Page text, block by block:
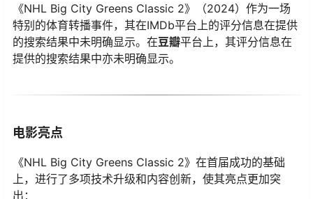
《NHL Big City Greens Classic 2》（2024）作为一场
特别的体育转播事件，其在IMDb平台上的评分信息在提供
的搜索结果中未明确显示。在​​豆瓣​​平台上，其评分信息在
提供的搜索结果中亦未明确显示。
电影亮点
《NHL Big City Greens Classic 2》在首届成功的基础
上，进行了多项技术升级和内容创新，使其亮点更加突
出：